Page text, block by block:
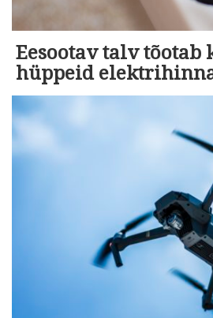
Eesootav talv
hüppeid